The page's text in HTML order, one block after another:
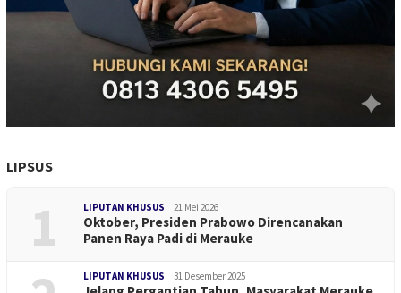
LIPSUS
1 LIPUTAN KHUSUS 21 Mei 2026
Oktober, Presiden Prabowo Direncanakan
Panen Raya Padi di Merauke
LIPUTAN KHUSUS 31 Desember 2025